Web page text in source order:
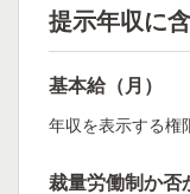
提示年収に
基本給（月）
年収を表示する権
裁量労働制か否